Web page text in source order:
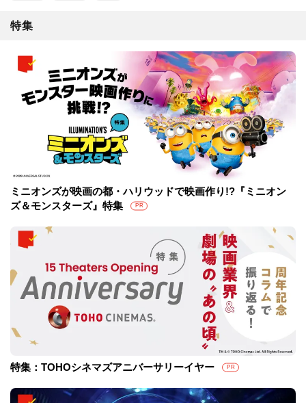
特集
ミニオンズが映画の都・ハリウッドで映画作り!?『ミニオン
ズ＆モンスターズ』特集
PR
特集：TOHOシネマズアニバーサリーイヤー PR